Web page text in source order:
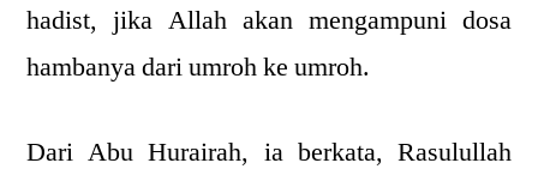
hadist, jika Allah akan mengampuni dosa
hambanya dari umroh ke umroh.
Dari Abu Hurairah, ia berkata, Rasulullah